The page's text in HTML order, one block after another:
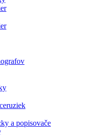
a popisovače